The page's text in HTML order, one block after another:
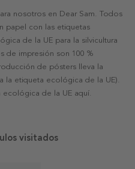
nosotros en Dear Sam. Todos
papel con las etiquetas
de la UE para la silvicultura
de impresión son 100 %
de pósters lleva la
la etiqueta ecológica de la UE).
ecológica de la UE aquí.
visitados